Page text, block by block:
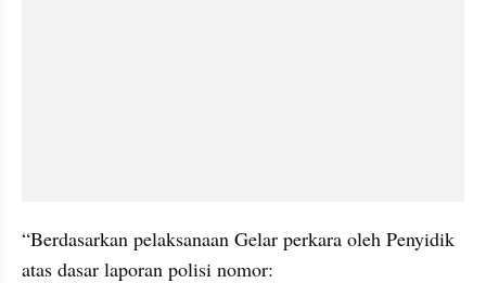
“Berdasarkan pelaksanaan Gelar perkara oleh Penyidik
atas dasar laporan polisi nomor: